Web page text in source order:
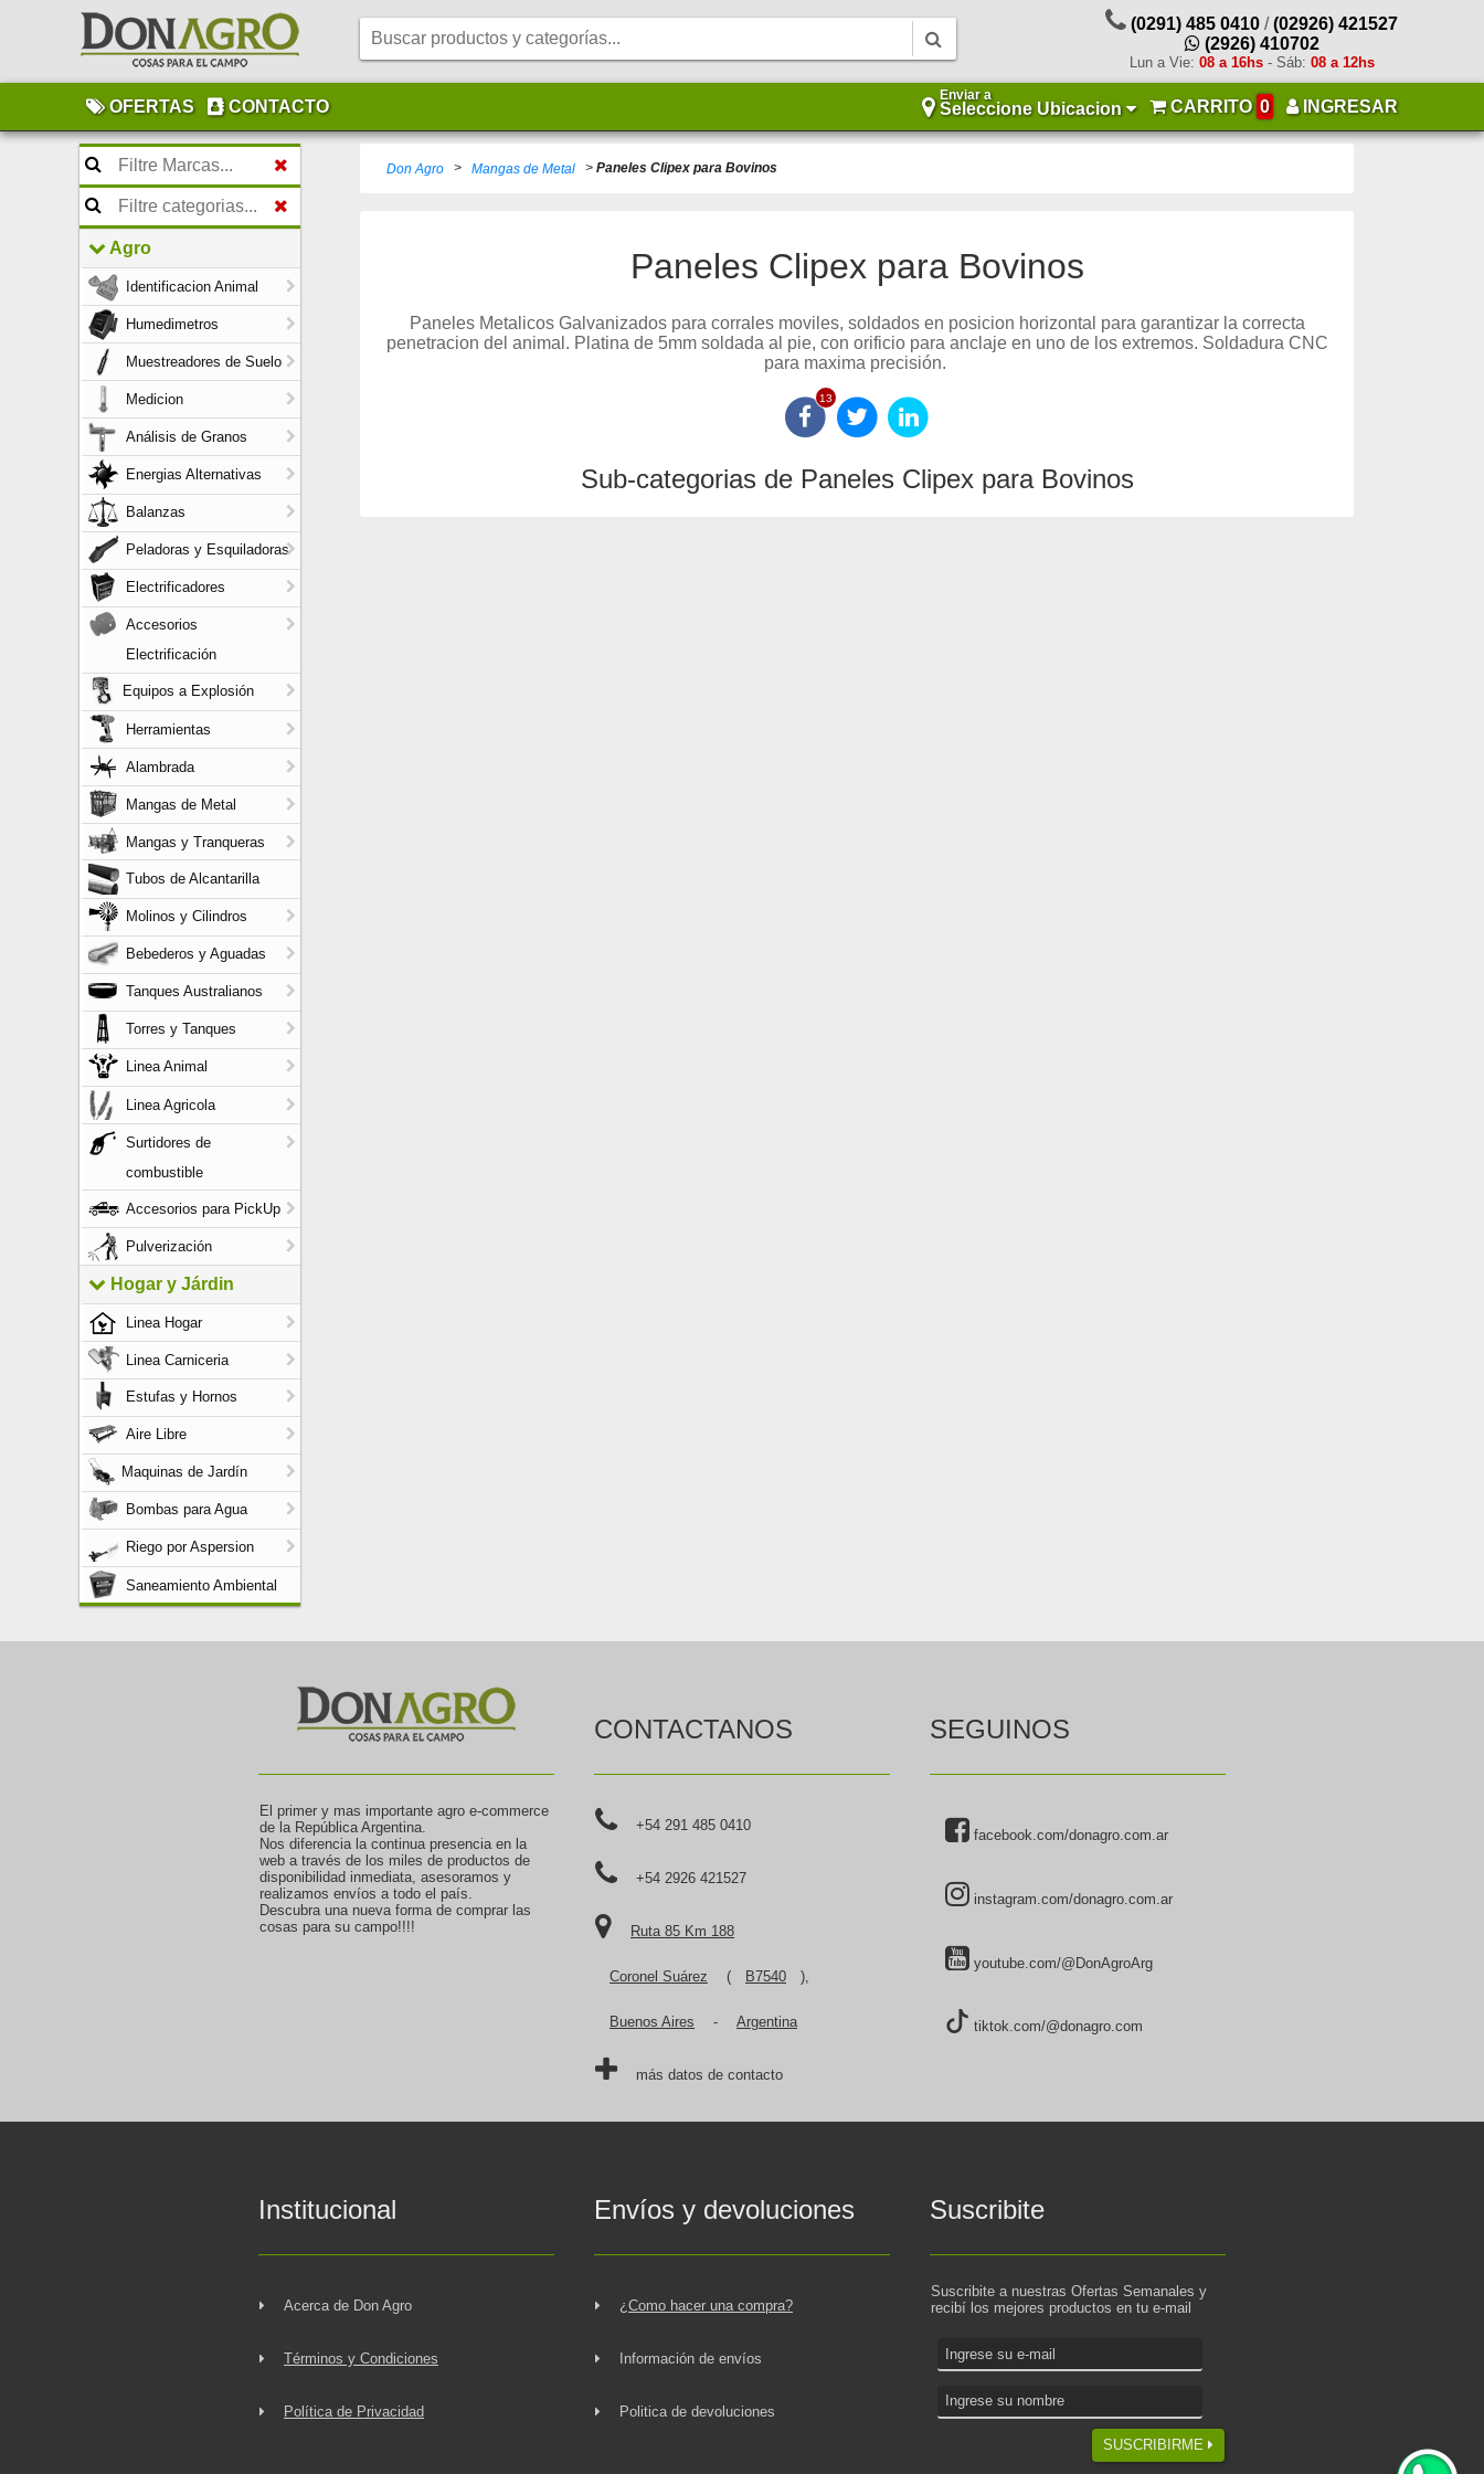
(0291) 485 0410 /(02926) 421527
(2926) 410702
Lun a Vie: 08 a 16hs- Sáb: 08 a 12hs
OFERTAS CONTACTO
Enviar a
Seleccione Ubicacion CARRITO 0 INGRESAR
Agro
Identificacion Animal
Humedimetros
Muestreadores de Suelo
Medicion
Análisis de Granos
Energias Alternativas
Balanzas
Peladoras y Esquiladoras
Electrificadores
Accesorios
Electrificación
Equipos a Explosión
Herramientas
Alambrada
Mangas de Metal
Mangas y Tranqueras
Tubos de Alcantarilla
Molinos y Cilindros
Bebederos y Aguadas
Tanques Australianos
Torres y Tanques
Linea Animal
Linea Agricola
Surtidores de
combustible
Accesorios para PickUp
Pulverización
Hogar y Járdin
Linea Hogar
Linea Carniceria
Estufas y Hornos
Aire Libre
Maquinas de Jardín
Bombas para Agua
Riego por Aspersion
Saneamiento Ambiental
Don Agro > Mangas de Metal > Paneles Clipex para Bovinos
Paneles Clipex para Bovinos
Paneles Metalicos Galvanizados para corrales moviles, soldados en posicion horizontal para garantizar la correcta
penetracion del animal. Platina de 5mm soldada al pie, con orificio para anclaje en uno de los extremos. Soldadura CNC
para maxima precisión.
13
Sub-categorias de Paneles Clipex para Bovinos
El primer y mas importante agro e-commerce
de la República Argentina.
Nos diferencia la continua presencia en la
web a través de los miles de productos de
disponibilidad inmediata, asesoramos y
realizamos envíos a todo el país.
Descubra una nueva forma de comprar las
cosas para su campo!!!!
CONTACTANOS
+54 291 485 0410
+54 2926 421527
Ruta 85 Km 188
Coronel Suárez ( B7540 ),
Buenos Aires - Argentina
más datos de contacto
SEGUINOS
facebook.com/donagro.com.ar
instagram.com/donagro.com.ar
youtube.com/@DonAgroArg
tiktok.com/@donagro.com
Institucional
Acerca de Don Agro
Términos y Condiciones
Política de Privacidad
Envíos y devoluciones
¿Como hacer una compra?
Información de envíos
Politica de devoluciones
Suscribite
Suscribite a nuestras Ofertas Semanales y
recibí los mejores productos en tu e-mail
SUSCRIBIRME